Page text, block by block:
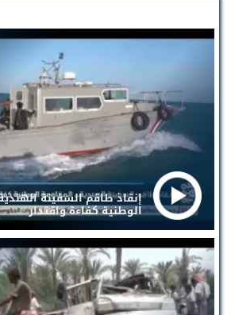
إنقاذ طاقم السفينة
الوطنية كفاءة واقتدار